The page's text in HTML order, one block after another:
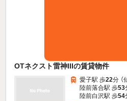
OTネクスト雷神IIIの賃貸物件
愛子駅 歩22分 （
陸前落合駅 歩53
陸前白沢駅 歩54